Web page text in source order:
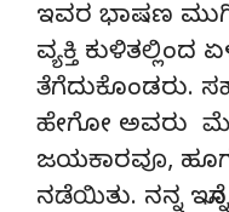
ಇವರ ಭಾಷಣ
ವ್ಯಕ್ತಿ
ತೆಗೆದುಕೊಂಡರು.
ಹೇಗೋ ಅವರು
ಜಯಕಾರವೂ,
ನಡೆಯಿತು. ನನ್ನ